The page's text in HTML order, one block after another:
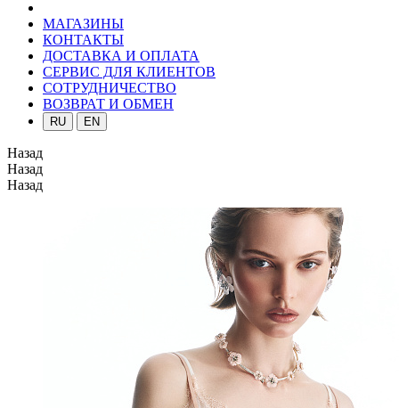
МАГАЗИНЫ
КОНТАКТЫ
ДОСТАВКА И ОПЛАТА
СЕРВИС ДЛЯ КЛИЕНТОВ
СОТРУДНИЧЕСТВО
ВОЗВРАТ И ОБМЕН
RU EN
Назад
Назад
Назад